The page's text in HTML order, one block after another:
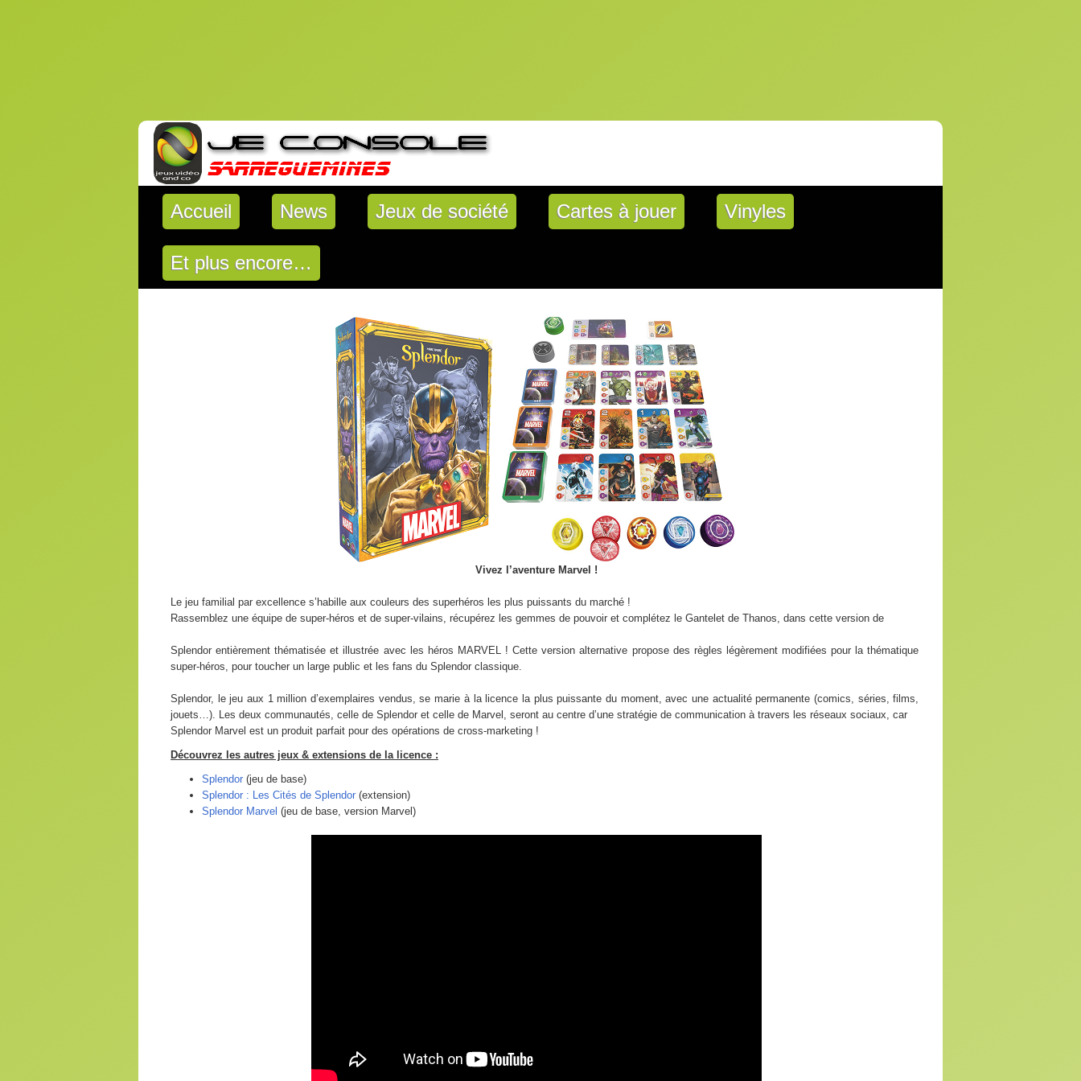
Accueil News Jeux de société Cartes à jouer Vinyles
Et plus encore…
Vivez l’aventure Marvel !
Le jeu familial par excellence s’habille aux couleurs des superhéros les plus puissants du marché !
Rassemblez une équipe de super-héros et de super-vilains, récupérez les gemmes de pouvoir et complétez le Gantelet de Thanos, dans cette version de
Splendor entièrement thématisée et illustrée avec les héros MARVEL ! Cette version alternative propose des règles légèrement modifiées pour la thématique
super-héros, pour toucher un large public et les fans du Splendor classique.
Splendor, le jeu aux 1 million d’exemplaires vendus, se marie à la licence la plus puissante du moment, avec une actualité permanente (comics, séries, films,
jouets…). Les deux communautés, celle de Splendor et celle de Marvel, seront au centre d’une stratégie de communication à travers les réseaux sociaux, car
Splendor Marvel est un produit parfait pour des opérations de cross-marketing !
Découvrez les autres jeux & extensions de la licence :
Splendor(jeu de base)
Splendor : Les Cités de Splendor(extension)
Splendor Marvel (jeu de base, version Marvel)